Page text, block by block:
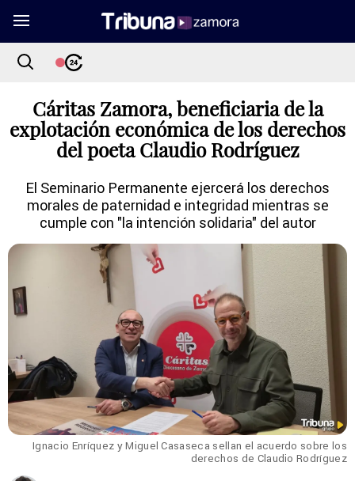
Cáritas Zamora, beneficiaria de la
explotación económica de los derechos
del poeta Claudio Rodríguez
El Seminario Permanente ejercerá los derechos
morales de paternidad e integridad mientras se
cumple con "la intención solidaria" del autor
Ignacio Enríquez y Miguel Casaseca sellan el acuerdo sobre los
derechos de Claudio Rodríguez